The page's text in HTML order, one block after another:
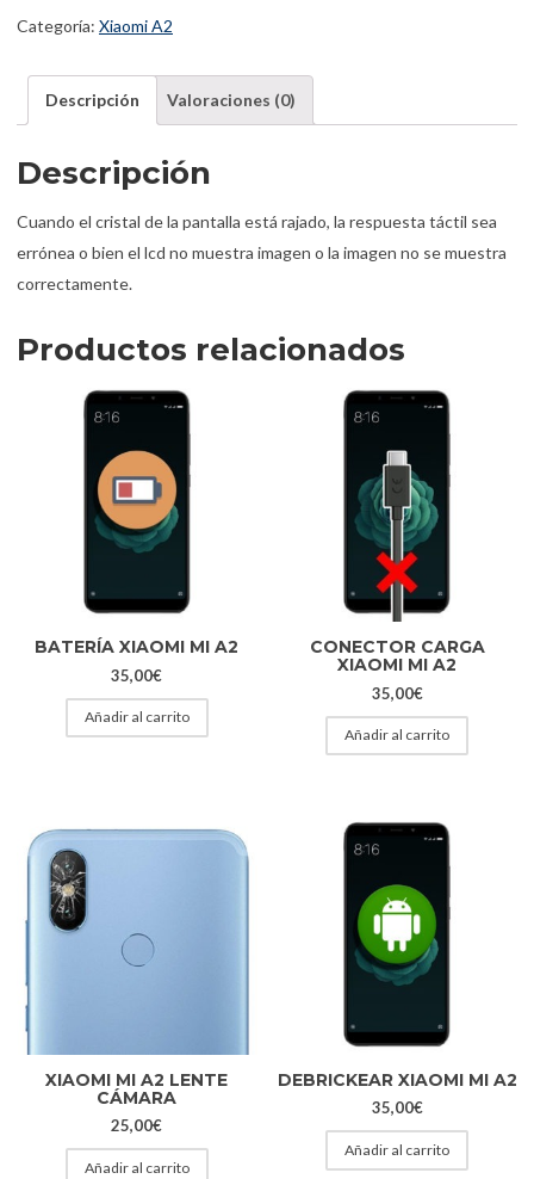
Categoría: Xiaomi A2
Descripción Valoraciones (0)
Descripción
Cuando el cristal de la pantalla está rajado, la respuesta táctil sea
errónea o bien el lcd no muestra imagen o la imagen no se muestra
correctamente.
Productos relacionados
BATERÍA XIAOMI MI A2
35,00€
Añadir al carrito
CONECTOR CARGA
XIAOMI MI A2
35,00€
Añadir al carrito
XIAOMI MI A2 LENTE
CÁMARA
25,00€
Añadir al carrito
DEBRICKEAR XIAOMI MI A2
35,00€
Añadir al carrito